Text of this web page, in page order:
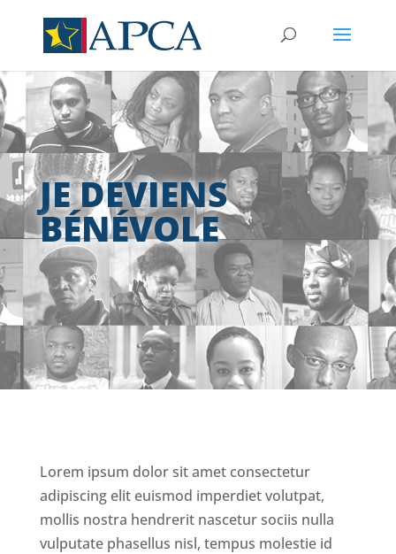
JE DEVIENS
BÉNÉVOLE
Lorem ipsum dolor sit amet consectetur
adipiscing elit euismod imperdiet volutpat,
mollis nostra hendrerit nascetur sociis nulla
vulputate phasellus nisl, tempus molestie id